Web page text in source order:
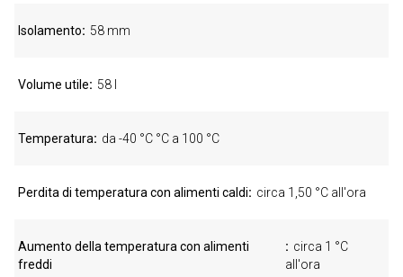
Isolamento 58 mm
Volume utile 58 l
Temperatura da -40 °C °C a 100 °C
Perdita di temperatura con alimenti caldi circa 1,50 °C all'ora
Aumento della temperatura con alimenti
freddi
circa 1 °C
all'ora